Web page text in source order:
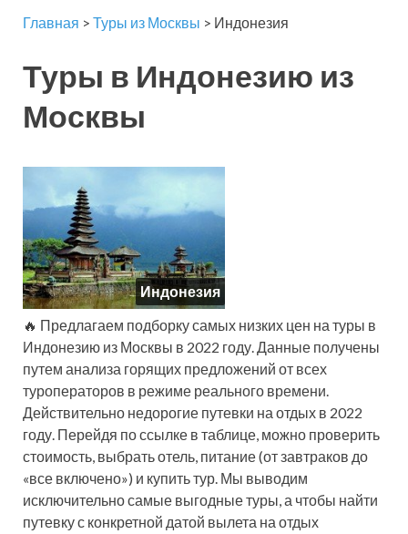
Главная > Туры из Москвы > Индонезия
Туры в Индонезию из
Москвы
Индонезия
🔥 Предлагаем подборку самых низких цен на туры в
Индонезию из Москвы в 2022 году. Данные получены
путем анализа горящих предложений от всех
туроператоров в режиме реального времени.
Действительно недорогие путевки на отдых в 2022
году. Перейдя по ссылке в таблице, можно проверить
стоимость, выбрать отель, питание (от завтраков до
«все включено») и купить тур. Мы выводим
исключительно самые выгодные туры, а чтобы найти
путевку с конкретной датой вылета на отдых